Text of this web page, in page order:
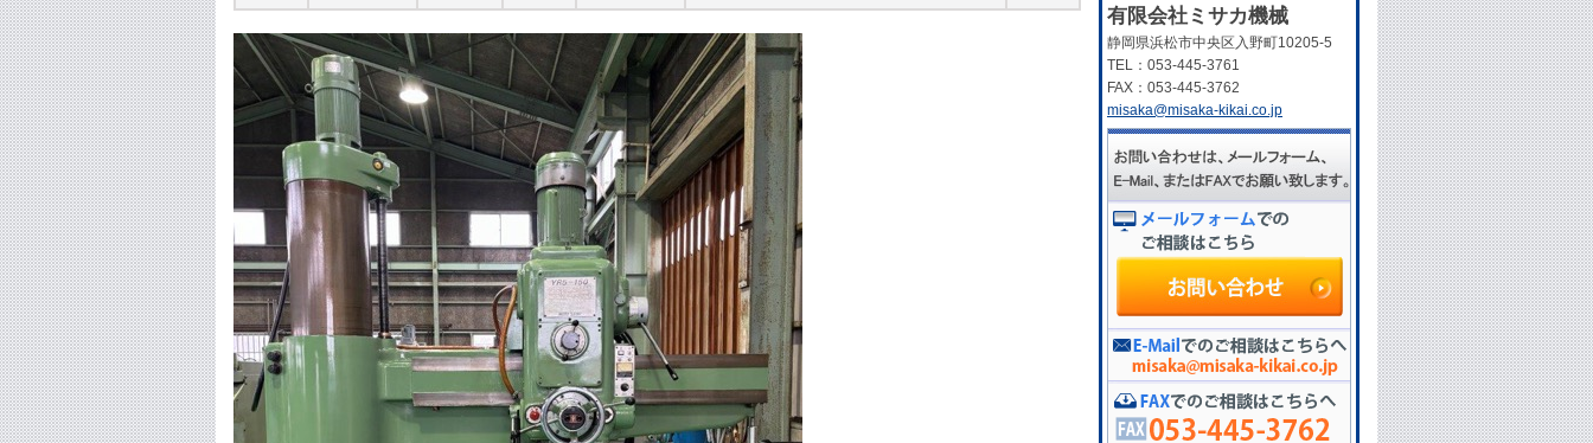
有限会社ミサカ機械
静岡県浜松市中央区入野町10205-5
TEL：053-445-3761
FAX：053-445-3762
misaka@misaka-kikai.co.jp